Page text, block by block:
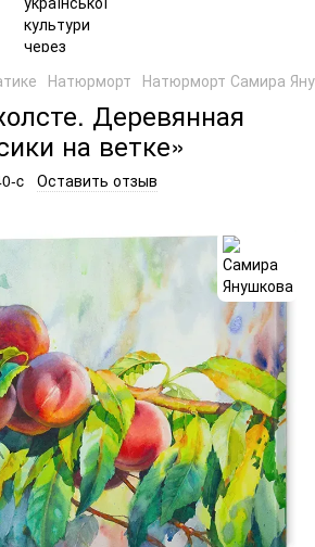
Натюрморт Натюрморт Самира
Деревянная
на ветке»
c Оставить отзыв